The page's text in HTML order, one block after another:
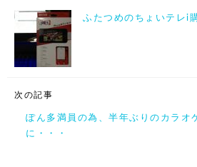
ふたつめのちょいテレi
次の記事
ぽん多満員の為、半年ぶりのカラオ
に・・・